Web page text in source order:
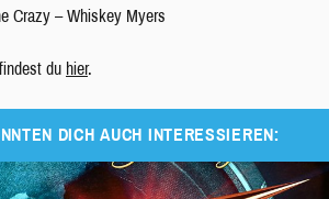
Crazy – Whiskey Myers
du hier.
DICH AUCH INTERESSIEREN: